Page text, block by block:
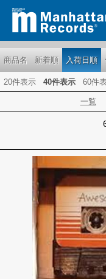
商品名 新着順 入荷日順
20件表示 40件表示 60件
一覧